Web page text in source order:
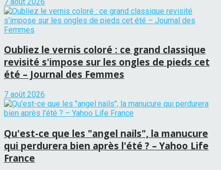
Oubliez le vernis coloré : ce grand classique
revisité s'impose sur les ongles de pieds cet
été – Journal des Femmes
7 août 2026
Qu'est-ce que les "angel nails", la manucure
qui perdurera bien après l'été ? – Yahoo Life
France